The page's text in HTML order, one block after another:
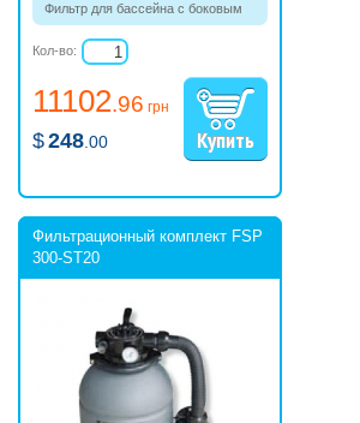
Фильтр для бассейна с боковым
7-ми позиционным клапаном.
11102.96 грн
$248 .00
Кол-во:
Фильтрационный комплект FSP
300-ST20